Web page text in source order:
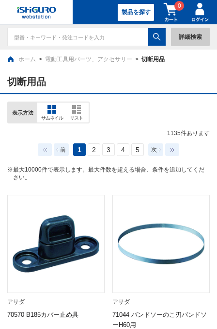
製品を探す
0
詳細検索
ホーム > 電動工具用パーツ、アクセサリー > 切断用品
切断用品
表示方法
サムネイル リスト
1135件あります
前 1 2 3 4 5 次
※最大10000件で表示します。最大件数を超える場合、条件を追加してくだ
さい。
アサダ
70570 B185カバー止め具
アサダ
71044 バンドソーのこ刃バンドソ
ーH60用